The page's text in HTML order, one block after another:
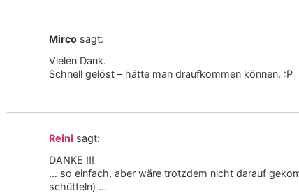
Mirco sagt:
Vielen Dank.
Schnell gelöst – hätte man draufkommen können. :P
Reini sagt:
DANKE !!!
… so einfach, aber wäre trotzdem nicht darauf
schütteln) …